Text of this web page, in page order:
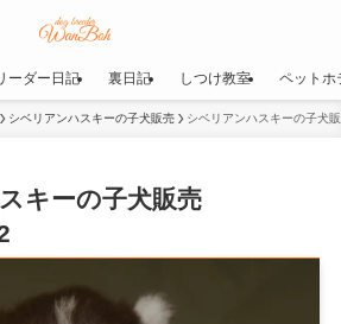
ーダー日記 裏日記 しつけ教室 ペットホ
シベリアンハスキーの子犬販売 シベリアンハスキーの子犬
キーの子犬販売